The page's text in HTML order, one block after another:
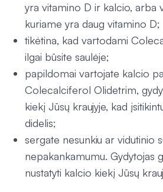
yra vitamino D ir kalcio, arba
kuriame yra daug vitamino D;
tikėtina, kad vartodami
ilgai būsite saulėje;
papildomai vartojate kalcio
Colecalciferol Olidetrim,
kiekį Jūsų kraujyje, kad
didelis;
sergate nesunkiu ar vidutinio
nepakankamumu. Gydytojas
nustatyti kalcio kiekį Jūsų